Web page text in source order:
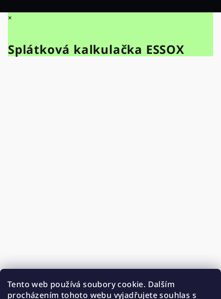
Tento web používá soubory cookie. Dalším
procházením tohoto webu vyjadřujete souhlas s
×
Splátková kalkulačka ESSOX